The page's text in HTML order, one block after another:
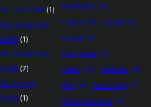
10. Juni 2009 (1)
28. Dezember
2008 (1)
28. November
2008 (7)
28. August
2008 (1)
tom&jerry (1)
Tusche (2) Unikat (1)
Urlaub (1)
utopmania (1)
video (11) Website (3)
WIP (4) Zeichnung (1)
Zeitungsartikel (1)